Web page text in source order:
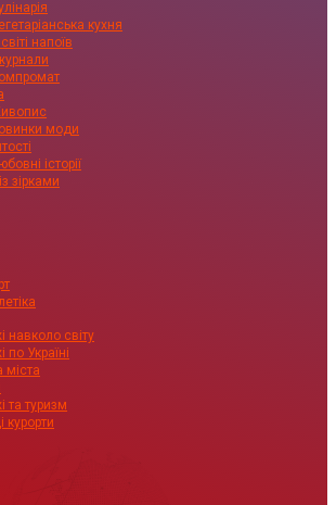
кухня
напоїв
моди
історії
зірками
навколо світу
по Україні
міста
та туризм
курорти